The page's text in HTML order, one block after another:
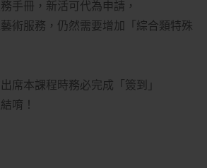
手冊，新活可代為申請，
術服務，仍然需要增加「綜合類特殊
席本課程時務必完成「簽到」
唷！